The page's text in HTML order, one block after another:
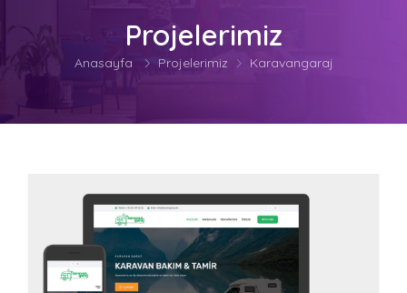
Projelerimiz
Anasayfa Projelerimiz Karavangaraj